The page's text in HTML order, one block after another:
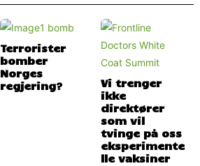
Terrorister
bomber
Norges
regjering?
Vi trenger
ikke
direktører
som vil
tvinge på oss
eksperimente
lle vaksiner